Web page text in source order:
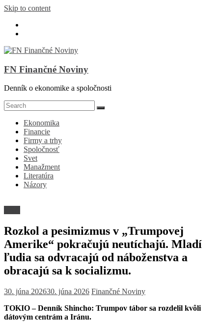
Skip to content
FN Finančné Noviny
Denník o ekonomike a spoločnosti
Ekonomika
Financie
Firmy a trhy
Spoločnosť
Svet
Manažment
Literatúra
Názory
Rozkol a pesimizmus v „Trumpovej
Amerike“ pokračujú neutíchajú. Mladí
ľudia sa odvracajú od náboženstva a
obracajú sa k socializmu.
30. júna 202630. júna 2026 Finančné Noviny
TOKIO – Denník Shincho: Trumpov tábor sa rozdelil kvôli
dátovým centrám a Iránu.